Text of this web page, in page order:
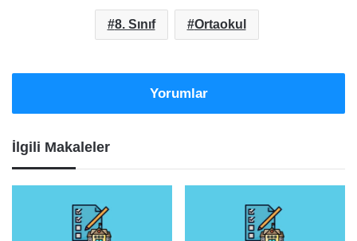
8. Sınıf Ortaokul
Yorumlar
İlgili Makaleler